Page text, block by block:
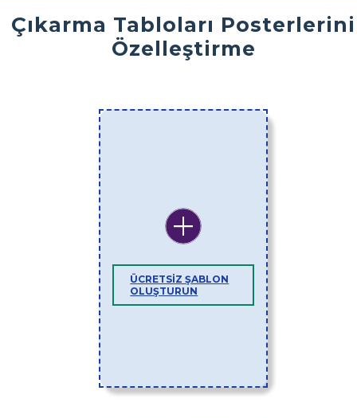
Çıkarma Tabloları Posterlerini
Özelleştirme
ÜCRETSIZ ŞABLON
OLUŞTURUN